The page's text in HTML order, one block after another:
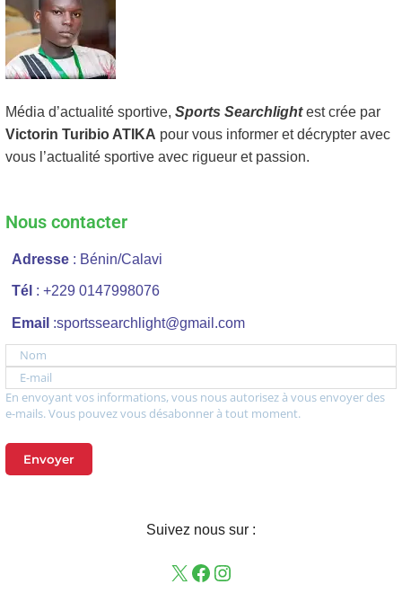
Média d’actualité sportive, Sports Searchlightest crée par
Victorin Turibio ATIKA pour vous informer et décrypter avec
vous l’actualité sportive avec rigueur et passion.
Nous contacter
Adresse : Bénin/Calavi
Tél : +229 0147998076
Email :sportssearchlight@gmail.com
Nom
E-mail
En envoyant vos informations, vous nous autorisez à vous envoyer des
e-mails. Vous pouvez vous désabonner à tout moment.
Envoyer
Suivez nous sur :